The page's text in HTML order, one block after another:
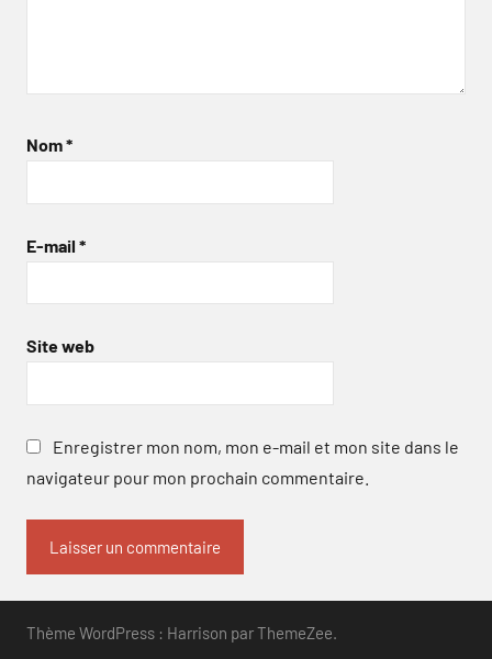
Nom*
E-mail *
Site web
Enregistrer mon nom, mon e-mail et mon site dans le
navigateur pour mon prochain commentaire.
Thème WordPress : Harrison par ThemeZee.